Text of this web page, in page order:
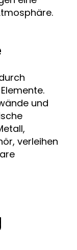
und
verleihen